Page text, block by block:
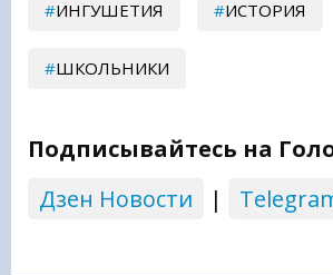
ИНГУШЕТИЯ ИСТОРИЯ
ШКОЛЬНИКИ
Подписывайтесь на
Дзен Новости
|